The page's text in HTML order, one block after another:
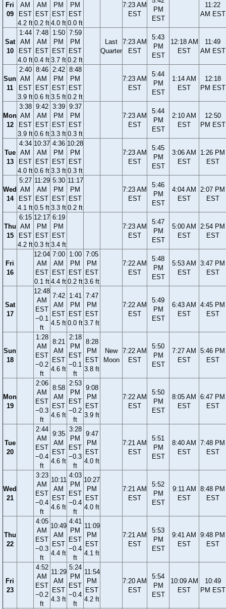
Fri
09
AM
EST
4.2 ft
AM
EST
0.2 ft
PM
EST
4.0 ft
PM
EST
0.0 ft
7:23 AM
EST
PM
EST
11:22
AM EST
Sat
10
1:44
AM
EST
4.0 ft
7:48
AM
EST
0.4 ft
1:50
PM
EST
3.7 ft
7:59
PM
EST
0.2 ft
Last
Quarter
7:23 AM
EST
5:43
PM
EST
12:18 AM
EST
11:49
AM EST
Sun
11
2:40
AM
EST
3.9 ft
8:46
AM
EST
0.6 ft
2:42
PM
EST
3.5 ft
8:48
PM
EST
0.2 ft
7:23 AM
EST
5:44
PM
EST
1:14 AM
EST
12:18
PM EST
Mon
12
3:38
AM
EST
3.9 ft
9:42
AM
EST
0.6 ft
3:39
PM
EST
3.3 ft
9:37
PM
EST
0.3 ft
7:23 AM
EST
5:44
PM
EST
2:10 AM
EST
12:50
PM EST
Tue
13
4:34
AM
EST
4.0 ft
10:37
AM
EST
0.6 ft
4:36
PM
EST
3.3 ft
10:28
PM
EST
0.3 ft
7:23 AM
EST
5:45
PM
EST
3:06 AM
EST
1:26 PM
EST
Wed
14
5:27
AM
EST
4.1 ft
11:29
AM
EST
0.5 ft
5:30
PM
EST
3.3 ft
11:17
PM
EST
0.2 ft
7:23 AM
EST
5:46
PM
EST
4:04 AM
EST
2:07 PM
EST
Thu
15
6:15
AM
EST
4.2 ft
12:17
PM
EST
0.3 ft
6:19
PM
EST
3.4 ft
7:23 AM
EST
5:47
PM
EST
5:00 AM
EST
2:54 PM
EST
Fri
16
12:04
AM
EST
0.1 ft
7:00
AM
EST
4.4 ft
1:00
PM
EST
0.2 ft
7:05
PM
EST
3.6 ft
7:22 AM
EST
5:48
PM
EST
5:53 AM
EST
3:47 PM
EST
Sat
17
12:48
AM
EST
−0.1
ft
7:42
AM
EST
4.5 ft
1:41
PM
EST
0.0 ft
7:47
PM
EST
3.7 ft
7:22 AM
EST
5:49
PM
EST
6:43 AM
EST
4:45 PM
EST
Sun
18
1:28
AM
EST
−0.2
ft
8:21
AM
EST
4.6 ft
2:18
PM
EST
−0.1
ft
8:28
PM
EST
3.8 ft
New
Moon
7:22 AM
EST
5:50
PM
EST
7:27 AM
EST
5:46 PM
EST
Mon
19
2:06
AM
EST
−0.3
ft
8:58
AM
EST
4.6 ft
2:53
PM
EST
−0.2
ft
9:08
PM
EST
3.9 ft
7:22 AM
EST
5:50
PM
EST
8:05 AM
EST
6:47 PM
EST
Tue
20
2:44
AM
EST
−0.4
ft
9:35
AM
EST
4.6 ft
3:28
PM
EST
−0.3
ft
9:47
PM
EST
4.0 ft
7:21 AM
EST
5:51
PM
EST
8:40 AM
EST
7:48 PM
EST
Wed
21
3:23
AM
EST
−0.4
ft
10:11
AM
EST
4.6 ft
4:03
PM
EST
−0.4
ft
10:27
PM
EST
4.0 ft
7:21 AM
EST
5:52
PM
EST
9:11 AM
EST
8:48 PM
EST
Thu
22
4:05
AM
EST
−0.3
ft
10:49
AM
EST
4.4 ft
4:41
PM
EST
−0.4
ft
11:09
PM
EST
4.1 ft
7:21 AM
EST
5:53
PM
EST
9:41 AM
EST
9:48 PM
EST
Fri
23
4:52
AM
EST
−0.2
ft
11:29
AM
EST
4.3 ft
5:24
PM
EST
−0.4
ft
11:54
PM
EST
4.2 ft
7:20 AM
EST
5:54
PM
EST
10:09 AM
EST
10:49
PM EST